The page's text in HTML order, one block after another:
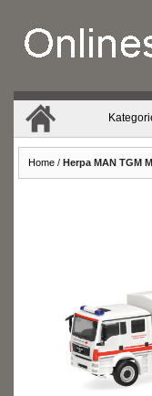
Home / Herpa MAN TGM